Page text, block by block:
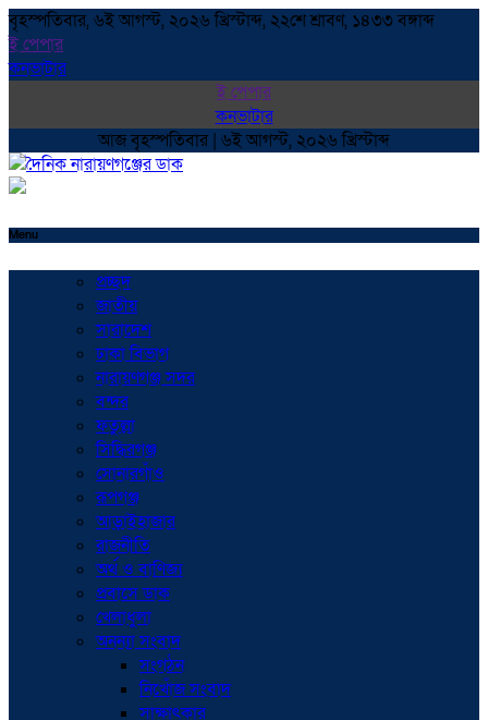
বৃহস্পতিবার, ৬ই আগস্ট, ২০২৬ খ্রিস্টাব্দ, ২২শে শ্রাবণ, ১৪৩৩ বঙ্গাব্দ
ই পেপার
কনভাটার
ই পেপার
কনভাটার
আজ বৃহস্পতিবার | ৬ই আগস্ট, ২০২৬ খ্রিস্টাব্দ
Menu
প্রচ্ছদ
জাতীয়
সারাদেশ
ঢাকা বিভাগ
নারায়ণগঞ্জ সদর
বন্দর
ফতুল্লা
সিদ্ধিরগঞ্জ
সোনারগাঁও
রূপগঞ্জ
আড়াইহাজার
রাজনীতি
অর্থ ও বাণিজ্য
প্রবাসে ডাক
খেলাধুলা
অনন্যা সংবাদ
সংগঠন
নিখোঁজ সংবাদ
সাক্ষাৎকার